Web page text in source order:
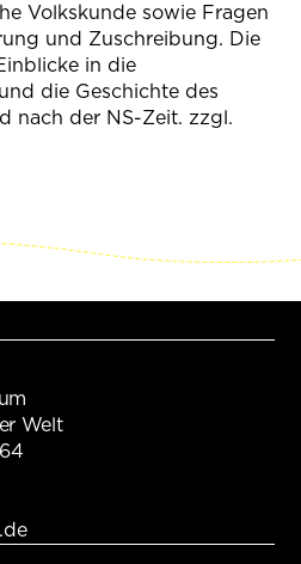
Volkskunde sowie Fragen
und Zuschreibung. Die
in die
die Geschichte des
nach der NS-Zeit. zzgl.
Welt